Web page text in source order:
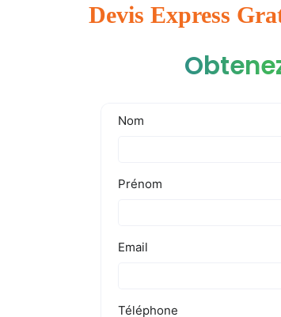
Devis Express